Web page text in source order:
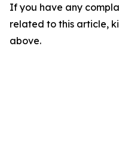
If you have any
related to this article,
above.